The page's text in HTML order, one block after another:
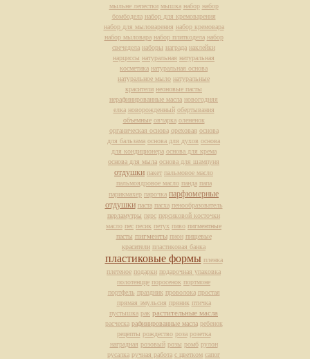
мыльне лепестки мышка набор набор
бомбодела набор для кремоварения
набор для мыловарения набор кремовара
набор мыловара набор плиткодела набор
свечедела наборы награда наклейки
нарциссы натуральная натуральная
косметика натуральная основа
натуральное мыло натуральные
красители неоновые пасты
нерафинированные масла новогодняя
елка новорожденный обертывания
объемные овчарка олененок
органическая основа ореховая основа
для бальзама основа для духов основа
для кондиционера основа для крема
основа для мыла основа для шампуня
отдушки пакет пальмовое масло
пальмоядровое масло панда папа
парикмахер парочка парфюмерные
отдушки паста пасха пенообразователь
перламутры перс персиковой косточки
масло пес песик петух пиво пигментные
пасты пигменты пион пищевые
красители пластиковая банка
пластиковые формы пленка
плетеное подарки подарочная упаковка
полотенцце поросенок портмоне
портфель праздник проволока простая
прямая эмульсия пряник птичка
пустышка рак растительные масла
расческа рафинированные масла ребенок
рецепты рождество роза розетка
наградная розовый розы ромб рулон
русалка ручная работа с цветком сапог